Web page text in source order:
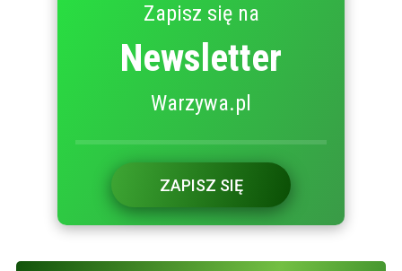
Zapisz się na
Newsletter
Warzywa.pl
ZAPISZ SIĘ